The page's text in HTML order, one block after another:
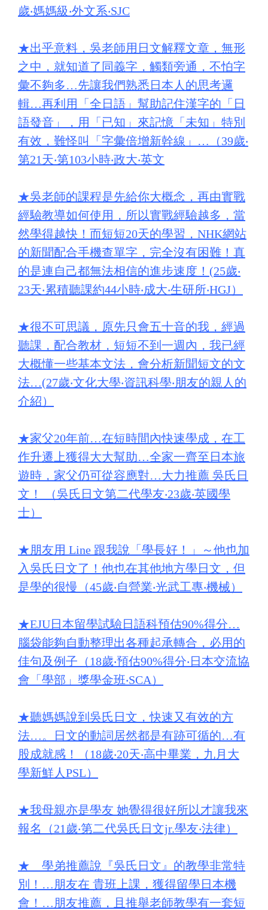
歲‧媽媽級‧外文系‧SJC
★出乎意料，吳老師用日文解釋文章，無形
之中，就知道了同義字，觸類旁通，不怕字
彙不夠多…先讓我們熟悉日本人的思考邏
輯…再利用「全日語」幫助記住漢字的「日
語發音」，用「已知」來記憶「未知」特別
有效，難怪叫「字彙倍增新幹線」…（39歲‧
第21天‧第103小時‧政大‧英文
★吳老師的課程是先給你大概念，再由實戰
經驗教導如何使用，所以實戰經驗越多，當
然學得越快！而短短20天的學習，NHK網站
的新聞配合手機查單字，完全沒有困難！真
的是連自己都無法相信的進步速度！(25歲‧
23天‧累積聽課約44小時‧成大‧生研所‧HGJ）
★很不可思議，原先只會五十音的我，經過
聽課，配合教材，短短不到一週內，我已經
大概懂一些基本文法，會分析新聞短文的文
法…(27歲‧文化大學‧資訊科學‧朋友的親人的
介紹）
★家父20年前…在短時間內快速學成，在工
作升遷上獲得大大幫助…全家一齊至日本旅
遊時，家父仍可從容應對…大力推薦 吳氏日
文！ （吳氏日文第二代學友‧23歲‧英國學
士）
★朋友用 Line 跟我說「學長好！」～他也加
入吳氏日文了！他也在其他地方學日文，但
是學的很慢（45歲‧自營業‧光武工專‧機械）
★EJU日本留學試驗日語科預估90%得分…
腦袋能夠自動整理出各種起承轉合，必用的
佳句及例子（18歲‧預估90%得分‧日本交流協
會「學部」獎學金班‧SCA）
★聽媽媽說到吳氏日文，快速又有效的方
法…。日文的動詞居然都是有跡可循的…有
股成就感！（18歲‧20天‧高中畢業，九月大
學新鮮人PSL）
★我母親亦是學友 她覺得很好所以才讓我來
報名（21歲‧第二代吳氏日文jr.學友‧法律）
★ 學弟推薦說『吳氏日文』的教學非常特
別！…朋友在 貴班上課，獲得留學日本機
會！…朋友推薦，且推舉老師教學有一套短